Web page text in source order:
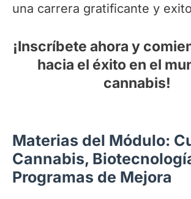
una carrera gratificante y
¡Inscríbete ahora y
hacia el éxito en el
cannabis!
Materias del Módulo:
Cannabis,
Programas de Mejora